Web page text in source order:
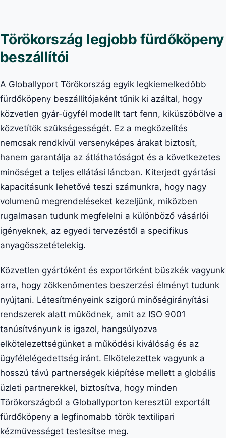
Törökország legjobb fürdőköpeny
beszállítói
A Globallyport Törökország egyik legkiemelkedőbb
fürdőköpeny beszállítójaként tűnik ki azáltal, hogy
közvetlen gyár-ügyfél modellt tart fenn, kiküszöbölve a
közvetítők szükségességét. Ez a megközelítés
nemcsak rendkívül versenyképes árakat biztosít,
hanem garantálja az átláthatóságot és a következetes
minőséget a teljes ellátási láncban. Kiterjedt gyártási
kapacitásunk lehetővé teszi számunkra, hogy nagy
volumenű megrendeléseket kezeljünk, miközben
rugalmasan tudunk megfelelni a különböző vásárlói
igényeknek, az egyedi tervezéstől a specifikus
anyagösszetételekig.
Közvetlen gyártóként és exportőrként büszkék vagyunk
arra, hogy zökkenőmentes beszerzési élményt tudunk
nyújtani. Létesítményeink szigorú minőségirányítási
rendszerek alatt működnek, amit az ISO 9001
tanúsítványunk is igazol, hangsúlyozva
elkötelezettségünket a működési kiválóság és az
ügyfélelégedettség iránt. Elkötelezettek vagyunk a
hosszú távú partnerségek kiépítése mellett a globális
üzleti partnerekkel, biztosítva, hogy minden
Törökországból a Globallyporton keresztül exportált
fürdőköpeny a legfinomabb török textilipari
kézművességet testesítse meg.